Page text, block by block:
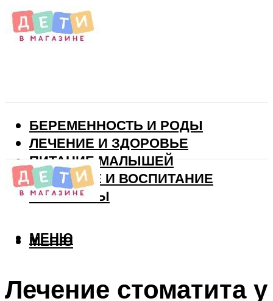
БЕРЕМЕННОСТЬ И РОДЫ
ЛЕЧЕНИЕ И ЗДОРОВЬЕ
ПИТАНИЕ МАЛЫШЕЙ
РАЗВИТИЕ И ВОСПИТАНИЕ
ВИТАМИНЫ
МЕНЮ
МЕНЮ
Лечение стоматита у